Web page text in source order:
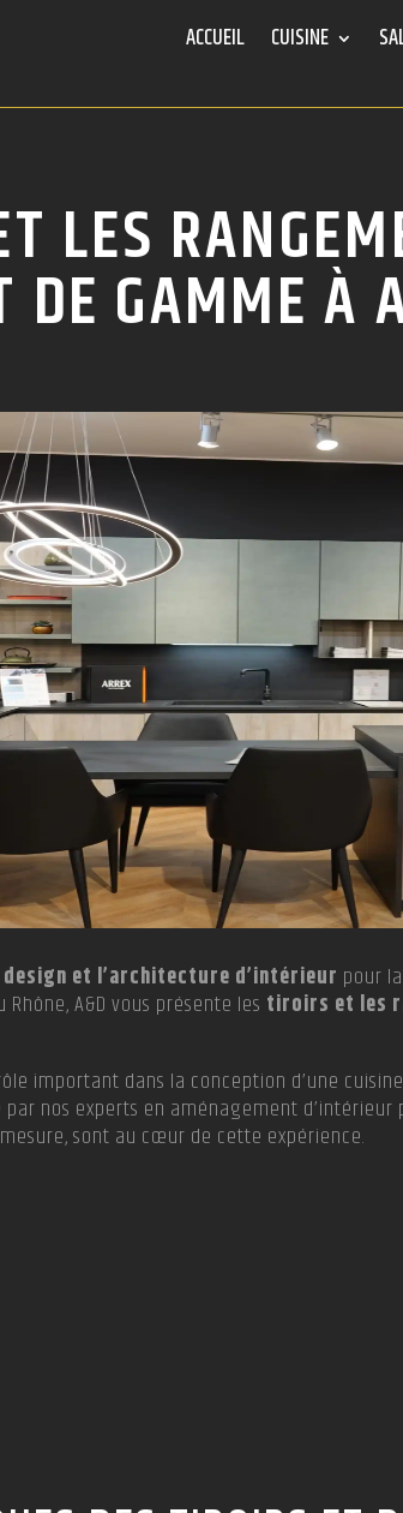
ACCUEIL CUISINE
LES
GAMME À
design et l’architecture d’intérieur pour
A&D vous présente les tiroirs et les
important dans la conception d’une
nos experts en aménagement
sont au cœur de cette expérience.